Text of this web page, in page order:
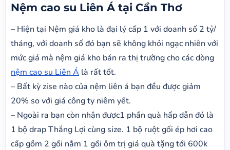
Nệm cao su Liên Á tại Cần Thơ
– Hiện tại Nệm giá kho là đại lý cấp 1 với doanh số 2 tỷ/
tháng, với doanh số đó bạn sẽ không khỏi ngạc nhiên với
mức giá mà nệm giá kho bán ra thị trường cho các dòng
nệm cao su Liên Á là rất tốt.
– Bất kỳ zise nào của nệm liên á bạn đều được giảm
20% so với giá công ty niêm yết.
– Ngoài ra bạn còn nhận được1 phần quà hấp dẫn đó là
1 bộ drap Thắng Lợi cùng size. 1 bộ ruột gối ép hơi cao
cấp gồm 2 gối nằm 1 gối ôm trị giá quà tặng tới 600k